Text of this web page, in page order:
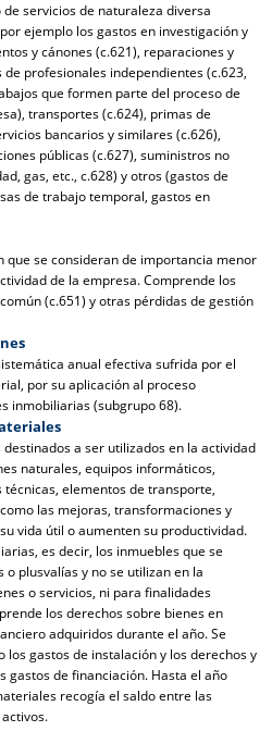
servicios de naturaleza diversa
ejemplo los gastos en investigación y
y cánones (c.621), reparaciones y
profesionales independientes (c.623,
que formen parte del proceso de
transportes (c.624), primas de
bancarios y similares (c.626),
públicas (c.627), suministros no
gas, etc., c.628) y otros (gastos de
de trabajo temporal, gastos en
que se consideran de importancia menor
de la empresa. Comprende los
(c.651) y otras pérdidas de gestión
anual efectiva sufrida por el
por su aplicación al proceso
inmobiliarias (subgrupo 68).
a ser utilizados en la actividad
naturales, equipos informáticos,
elementos de transporte,
las mejoras, transformaciones y
vida útil o aumenten su productividad.
es decir, los inmuebles que se
plusvalías y no se utilizan en la
o servicios, ni para finalidades
los derechos sobre bienes en
adquiridos durante el año. Se
los gastos de instalación y los derechos y
gastos de financiación. Hasta el año
recogía el saldo entre las